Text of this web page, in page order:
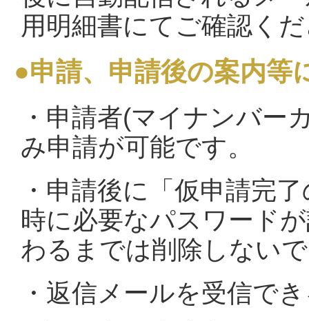
用明細書にてご確認く
●申請、申請後の案内等
・申請者(マイナンバー
み申請が可能です。
・申請後に「仮申請完
時に必要なパスワード
わるまでは削除しない
・返信メールを受信で